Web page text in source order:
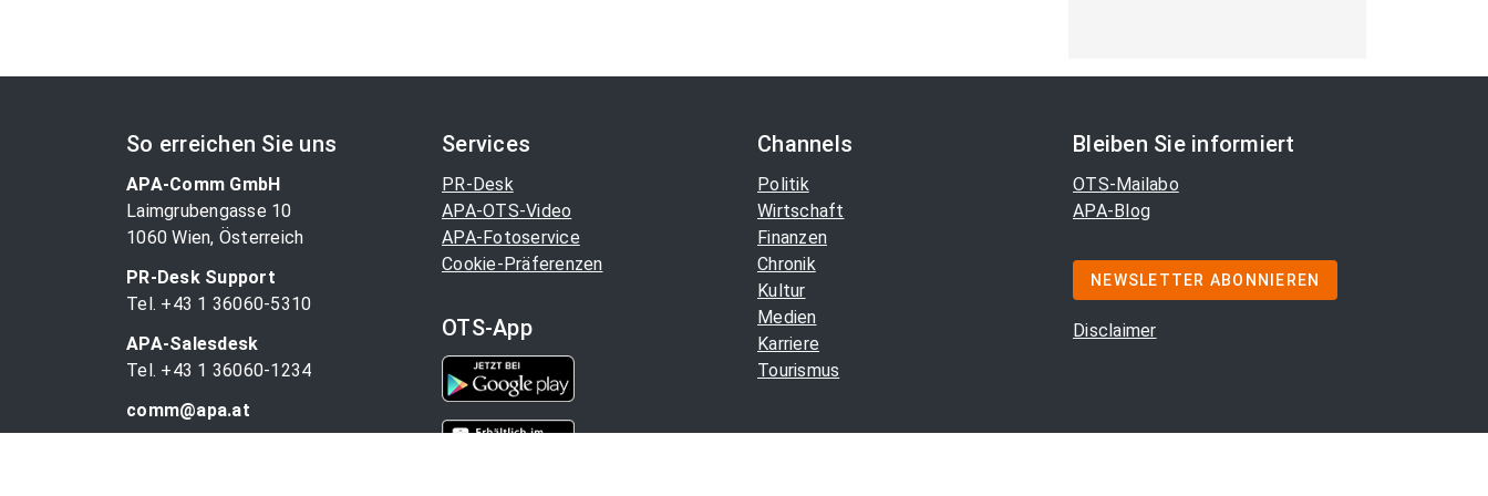
So erreichen Sie uns
APA-Comm GmbH
Laimgrubengasse 10
1060 Wien, Österreich
PR-Desk Support
Tel. +43 1 36060-5310
APA-Salesdesk
Tel. +43 1 36060-1234
comm@apa.at
Services
PR-Desk
APA-OTS-Video
APA-Fotoservice
Cookie-Präferenzen
OTS-App
Channels
Politik
Wirtschaft
Finanzen
Chronik
Kultur
Medien
Karriere
Tourismus
Bleiben Sie informiert
OTS-Mailabo
APA-Blog
NEWSLETTER ABONNIEREN
Disclaimer